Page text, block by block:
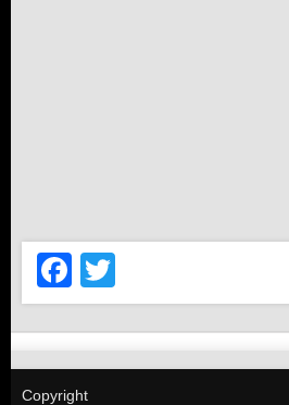
Facebook
Copyright